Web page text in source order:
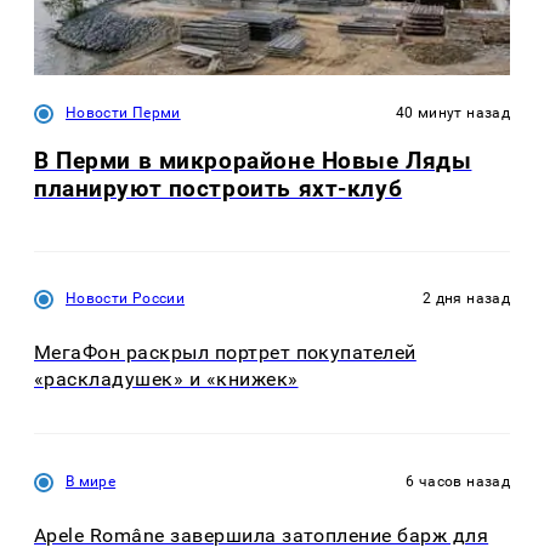
Новости Перми 40 минут назад
В Перми в микрорайоне Новые Ляды
планируют построить яхт-клуб
Новости России 2 дня назад
МегаФон раскрыл портрет покупателей
«раскладушек» и «книжек»
В мире 6 часов назад
Apele Române завершила затопление барж для